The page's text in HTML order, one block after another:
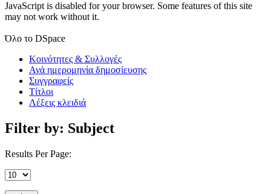
JavaScript is disabled for your browser. Some features of this site
may not work without it.
Όλο το DSpace
Κοινότητες & Συλλογές
Ανά ημερομηνία δημοσίευσης
Συγγραφείς
Τίτλοι
Λέξεις κλειδιά
Filter by: Subject
Results Per Page: